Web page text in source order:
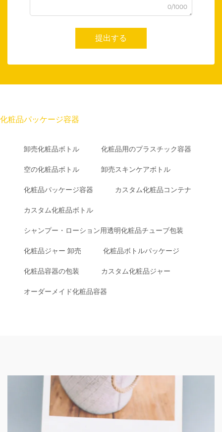
0/1000
提出する
化粧品パッケージ容器
卸売化粧品ボトル 化粧品用のプラスチック容器
空の化粧品ボトル 卸売スキンケアボトル
化粧品パッケージ容器 カスタム化粧品コンテナ
カスタム化粧品ボトル
シャンプー・ローション用透明化粧品チューブ包装
化粧品ジャー 卸売 化粧品ボトルパッケージ
化粧品容器の包装 カスタム化粧品ジャー
オーダーメイド化粧品容器